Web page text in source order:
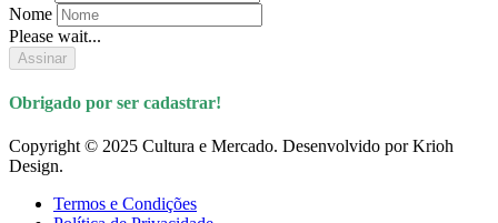
Nome
Please wait...
Assinar
Obrigado por ser cadastrar!
Copyright © 2025 Cultura e Mercado. Desenvolvido por Krioh
Design.
Termos e Condições